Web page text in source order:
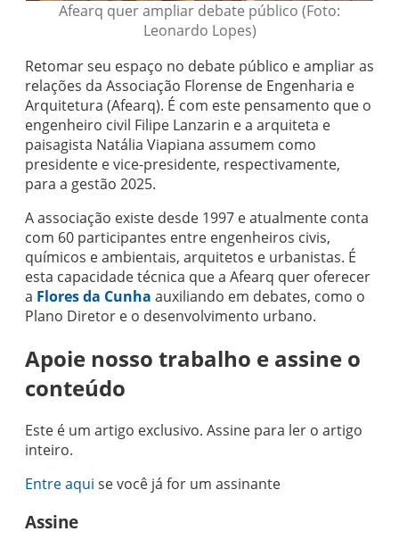
Afearq quer ampliar debate público (Foto:
Leonardo Lopes)
Retomar seu espaço no debate público e ampliar as
relações da Associação Florense de Engenharia e
Arquitetura (Afearq). É com este pensamento que o
engenheiro civil Filipe Lanzarin e a arquiteta e
paisagista Natália Viapiana assumem como
presidente e vice-presidente, respectivamente,
para a gestão 2025.
A associação existe desde 1997 e atualmente conta
com 60 participantes entre engenheiros civis,
químicos e ambientais, arquitetos e urbanistas. É
esta capacidade técnica que a Afearq quer oferecer
a Flores da Cunha auxiliando em debates, como o
Plano Diretor e o desenvolvimento urbano.
Apoie nosso trabalho e assine o
conteúdo
Este é um artigo exclusivo. Assine para ler o artigo
inteiro.
Entre aqui se você já for um assinante
Assine